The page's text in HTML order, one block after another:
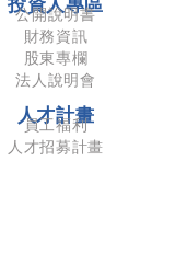
公開說明書
財務資訊
股東專欄
法人說明會
人才計畫
員工福利
人才招募計畫